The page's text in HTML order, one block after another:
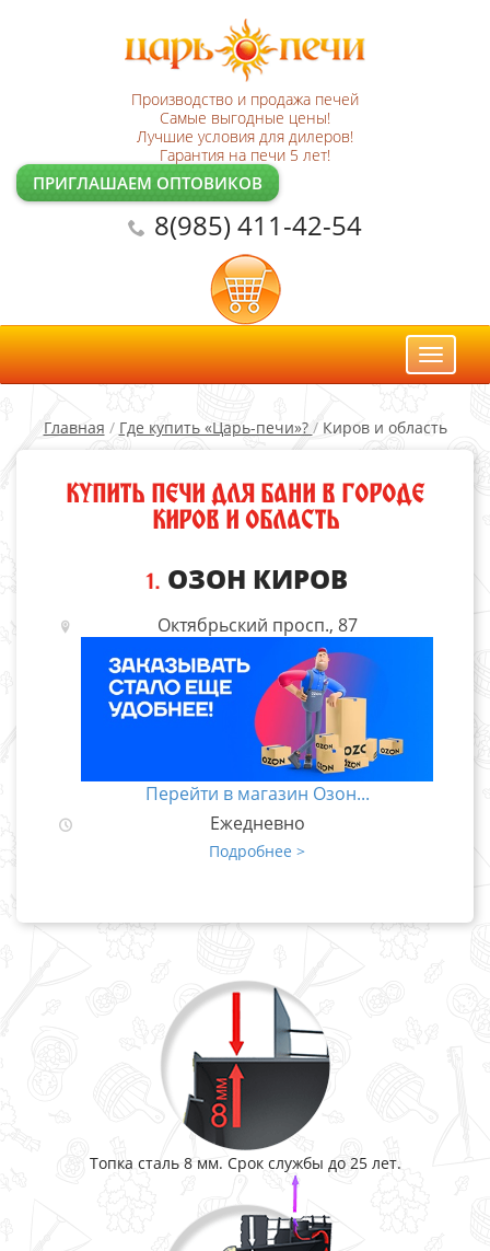
Производство и продажа печей
Самые выгодные цены!
Лучшие условия для дилеров!
Гарантия на печи 5 лет!
ПРИГЛАШАЕМ ОПТОВИКОВ
8(985) 411-42-54
Toggle
Главная / Где купить «Царь-печи»? / Киров и область
КУПИТЬ ПЕЧИ ДЛЯ БАНИ В ГОРОДЕ
КИРОВ И ОБЛАСТЬ
1. ОЗОН КИРОВ
Октябрьский просп., 87
Перейти в магазин Озон...
Ежедневно
Подробнее >
Топка сталь 8 мм. Срок службы до 25 лет.